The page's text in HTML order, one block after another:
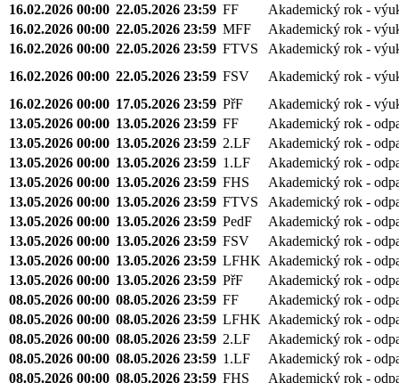
2025/2026 - May
23.02.2026 00:00 31.05.2026 23:59 FaF
Akademický rok -
23.02.2026 00:00 24.05.2026 23:59 FHS
Akademický rok -
16.02.2026 00:00 22.05.2026 23:59 FF
Akademický rok -
16.02.2026 00:00 22.05.2026 23:59 FTVS
Akademický rok -
16.02.2026 00:00 22.05.2026 23:59 FSV
Akademický rok -
16.02.2026 00:00 17.05.2026 23:59 PřF
Akademický rok -
13.05.2026 00:00 13.05.2026 23:59 FF
Akademický rok -
13.05.2026 00:00 13.05.2026 23:59 2.LF
Akademický rok -
13.05.2026 00:00 13.05.2026 23:59 1.LF
Akademický rok -
13.05.2026 00:00 13.05.2026 23:59 FHS
Akademický rok -
13.05.2026 00:00 13.05.2026 23:59 FTVS
Akademický rok -
13.05.2026 00:00 13.05.2026 23:59 PedF
Akademický rok -
13.05.2026 00:00 13.05.2026 23:59 FSV
Akademický rok -
13.05.2026 00:00 13.05.2026 23:59 LFHK Akademický rok -
13.05.2026 00:00 13.05.2026 23:59 PřF
Akademický rok -
08.05.2026 00:00 08.05.2026 23:59 FF
Akademický rok -